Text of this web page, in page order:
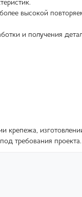
высокой
и получения
требования проекта.